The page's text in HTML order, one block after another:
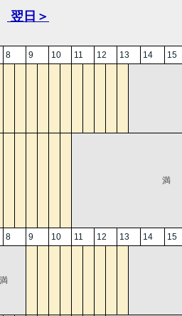
翌日＞
8 9 10 11 12 13 14 15
満
8 9 10 11 12 13 14 15
満